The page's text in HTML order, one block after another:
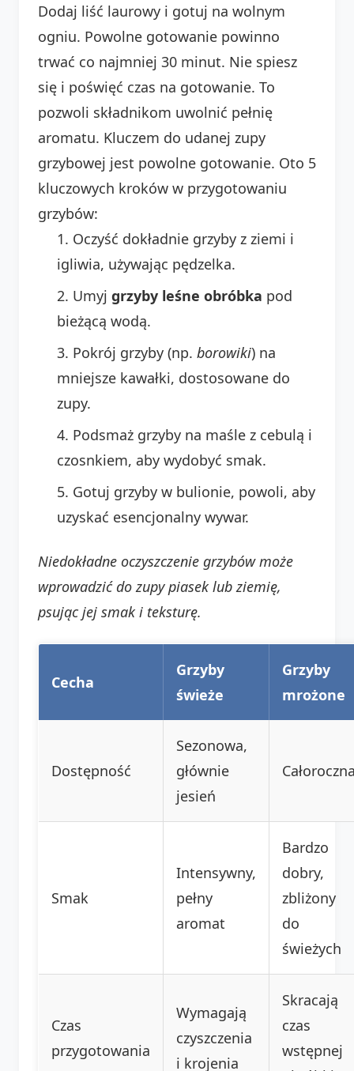
Dodaj liść laurowy i gotuj na wolnym
ogniu. Powolne gotowanie powinno
trwać co najmniej 30 minut. Nie spiesz
się i poświęć czas na gotowanie. To
pozwoli składnikom uwolnić pełnię
aromatu. Kluczem do udanej zupy
grzybowej jest powolne gotowanie. Oto 5
kluczowych kroków w przygotowaniu
grzybów:
Oczyść dokładnie grzyby z ziemi i
igliwia, używając pędzelka.
Umyj grzyby leśne obróbka pod
bieżącą wodą.
Pokrój grzyby (np. borowiki) na
mniejsze kawałki, dostosowane do
zupy.
Podsmaż grzyby na maśle z cebulą i
czosnkiem, aby wydobyć smak.
Gotuj grzyby w bulionie, powoli, aby
uzyskać esencjonalny wywar.
Niedokładne oczyszczenie grzybów może
wprowadzić do zupy piasek lub ziemię,
psując jej smak i teksturę.
Cecha
Grzyby
świeże
Grzyby
mrożone
Dostępność
Sezonowa,
głównie
jesień
Smak
Intensywny,
pełny
aromat
Bardzo
dobry,
zbliżony
do
świeżych
Czas
przygotowania
Wymagają
czyszczenia
i krojenia
Skracają
czas
wstępnej